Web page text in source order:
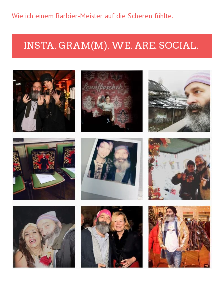
Wie ich einem Barbier-Meister auf die Scheren fühlte.
INSTA. GRAM(M). WE. ARE. SOCIAL.